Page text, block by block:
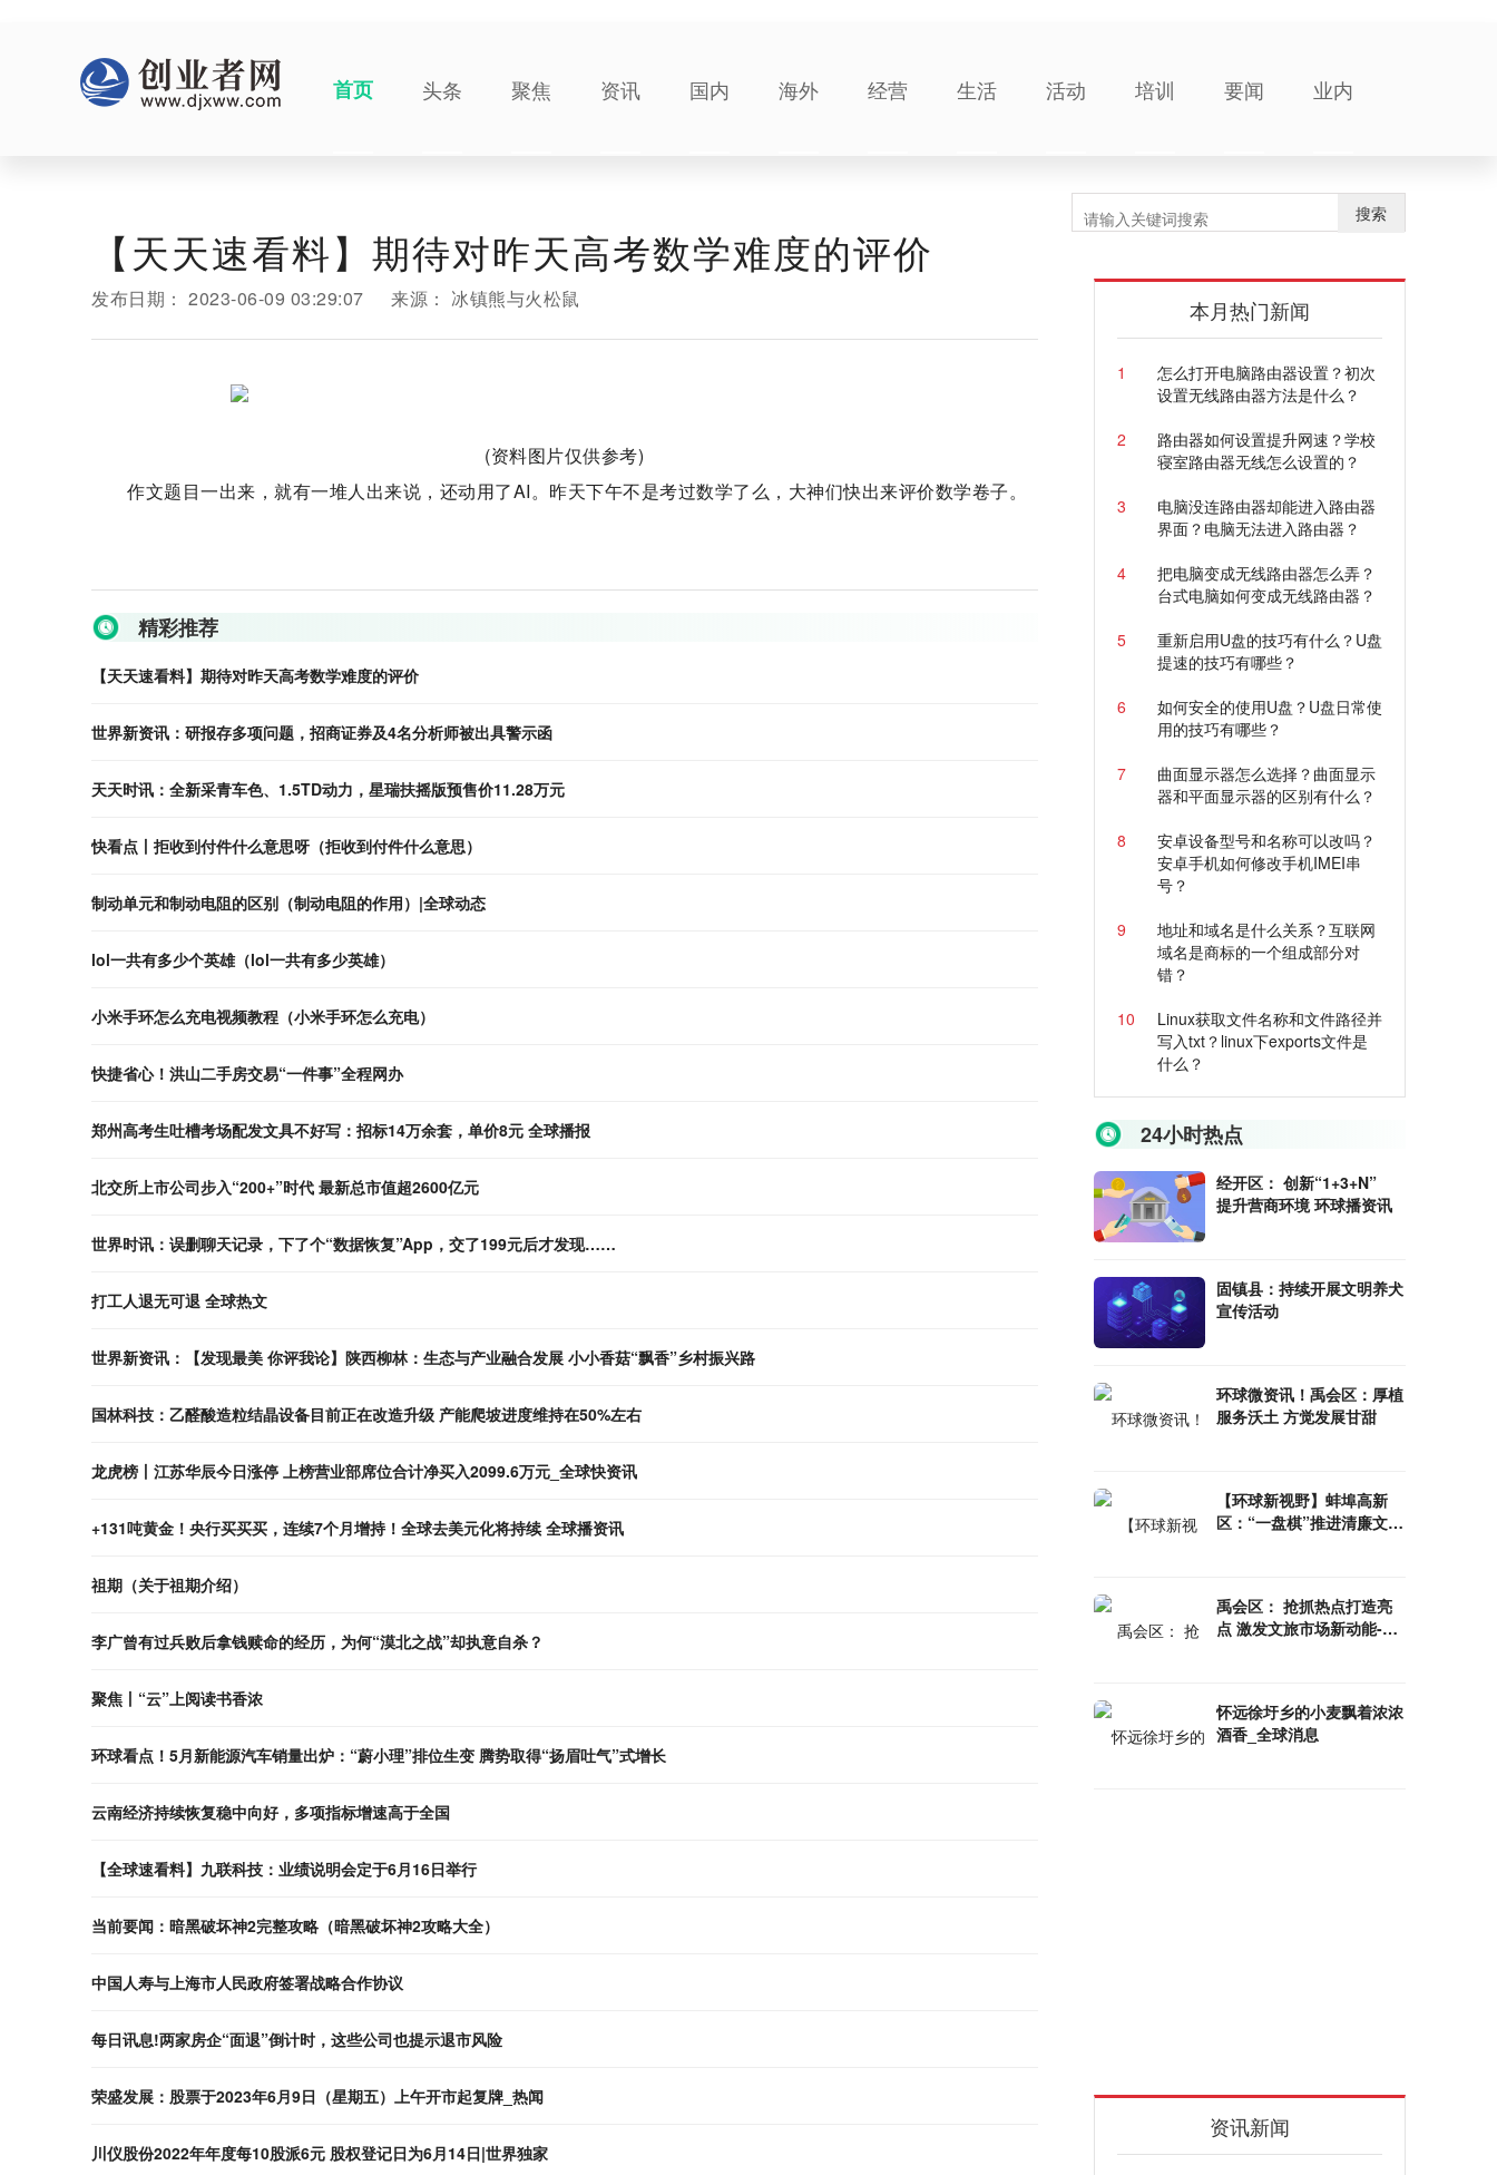
首页 头条 聚焦 资讯 国内 海外 经营 生活 活动 培训 要闻 业内
【天天速看料】期待对昨天高考数学难度的评价
发布日期： 2023-06-09 03:29:07 来源： 冰镇熊与火松鼠
(资料图片仅供参考)
作文题目一出来，就有一堆人出来说，还动用了AI。昨天下午不是考过数学了么，大神们快出来评价数学卷子。
精彩推荐
【天天速看料】期待对昨天高考数学难度的评价
世界新资讯：研报存多项问题，招商证券及4名分析师被出具警示函
天天时讯：全新采青车色、1.5TD动力，星瑞扶摇版预售价11.28万元
快看点丨拒收到付件什么意思呀（拒收到付件什么意思）
制动单元和制动电阻的区别（制动电阻的作用）|全球动态
lol一共有多少个英雄（lol一共有多少英雄）
小米手环怎么充电视频教程（小米手环怎么充电）
快捷省心！洪山二手房交易“一件事”全程网办
郑州高考生吐槽考场配发文具不好写：招标14万余套，单价8元 全球播报
北交所上市公司步入“200+”时代 最新总市值超2600亿元
世界时讯：误删聊天记录，下了个“数据恢复”App，交了199元后才发现……
打工人退无可退 全球热文
世界新资讯：【发现最美 你评我论】陕西柳林：生态与产业融合发展 小小香菇“飘香”乡村振兴路
国林科技：乙醛酸造粒结晶设备目前正在改造升级 产能爬坡进度维持在50%左右
龙虎榜丨江苏华辰今日涨停 上榜营业部席位合计净买入2099.6万元_全球快资讯
+131吨黄金！央行买买买，连续7个月增持！全球去美元化将持续 全球播资讯
祖期（关于祖期介绍）
李广曾有过兵败后拿钱赎命的经历，为何“漠北之战”却执意自杀？
聚焦丨“云”上阅读书香浓
环球看点！5月新能源汽车销量出炉：“蔚小理”排位生变 腾势取得“扬眉吐气”式增长
云南经济持续恢复稳中向好，多项指标增速高于全国
【全球速看料】九联科技：业绩说明会定于6月16日举行
当前要闻：暗黑破坏神2完整攻略（暗黑破坏神2攻略大全）
中国人寿与上海市人民政府签署战略合作协议
每日讯息!两家房企“面退”倒计时，这些公司也提示退市风险
荣盛发展：股票于2023年6月9日（星期五）上午开市起复牌_热闻
川仪股份2022年年度每10股派6元 股权登记日为6月14日|世界独家
搜索
本月热门新闻
1
怎么打开电脑路由器设置？初次
设置无线路由器方法是什么？
2
路由器如何设置提升网速？学校
寝室路由器无线怎么设置的？
3
电脑没连路由器却能进入路由器
界面？电脑无法进入路由器？
4
把电脑变成无线路由器怎么弄？
台式电脑如何变成无线路由器？
5
重新启用U盘的技巧有什么？U盘
提速的技巧有哪些？
6
如何安全的使用U盘？U盘日常使
用的技巧有哪些？
7
曲面显示器怎么选择？曲面显示
器和平面显示器的区别有什么？
8
安卓设备型号和名称可以改吗？
安卓手机如何修改手机IMEI串
号？
9
地址和域名是什么关系？互联网
域名是商标的一个组成部分对
错？
10
Linux获取文件名称和文件路径并
写入txt？linux下exports文件是
什么？
24小时热点
经开区： 创新“1+3+N”
提升营商环境 环球播资讯
固镇县：持续开展文明养犬
宣传活动
环球微资讯！禹会区：厚植
服务沃土 方觉发展甘甜
【环球新视野】蚌埠高新
区：“一盘棋”推进清廉文化
禹会区： 抢抓热点打造亮
点 激发文旅市场新动能-环
怀远徐圩乡的小麦飘着浓浓
酒香_全球消息
资讯新闻